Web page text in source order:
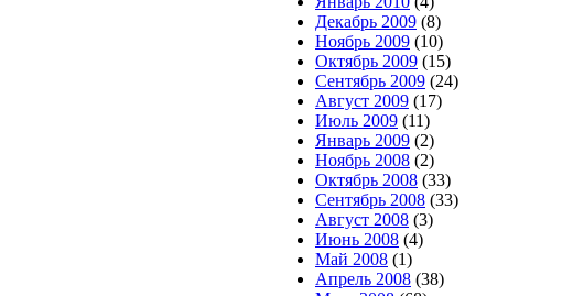
Декабрь 2009 (8)
Ноябрь 2009 (10)
Октябрь 2009 (15)
Сентябрь 2009 (24)
Август 2009 (17)
Июль 2009 (11)
Январь 2009 (2)
Ноябрь 2008 (2)
Октябрь 2008 (33)
Сентябрь 2008 (33)
Август 2008 (3)
Июнь 2008 (4)
Май 2008 (1)
Апрель 2008 (38)